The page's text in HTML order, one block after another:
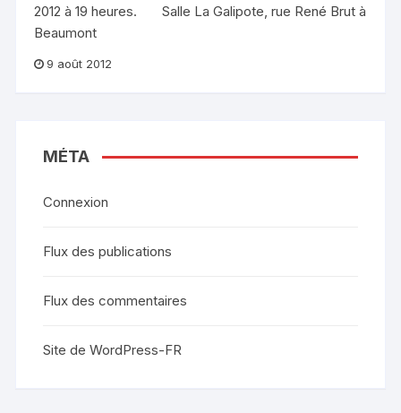
2012 à 19 heures. Salle La Galipote, rue René Brut à
Beaumont
9 août 2012
MÉTA
Connexion
Flux des publications
Flux des commentaires
Site de WordPress-FR